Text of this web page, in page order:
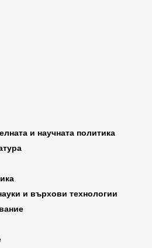
и научната политика
и върхови технологии